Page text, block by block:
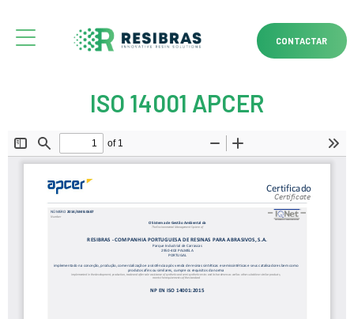
CONTACTAR
ISO 14001 APCER